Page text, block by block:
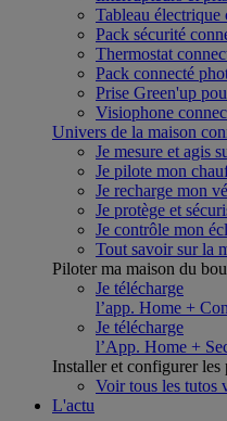
Tableau électrique
Pack sécurité
Thermostat
Pack connecté
Prise Green'up
Visiophone
Univers de la maison
Je mesure et agis
Je pilote mon
Je recharge mon
Je protège et
Je contrôle mon
Tout savoir sur la
Piloter ma maison du
Je télécharge
l’app. Home +
Je télécharge
l’App. Home +
Installer et configurer les
Voir tous les tutos
L'actu